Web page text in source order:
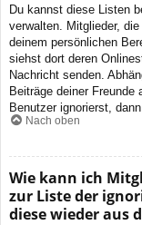
Du kannst diese Listen
verwalten. Mitglieder,
deinem persönlichen
siehst dort deren
Nachricht senden.
Beiträge deiner Freunde
Benutzer ignorierst,
Nach oben
Wie kann ich
zur Liste der
diese wieder aus